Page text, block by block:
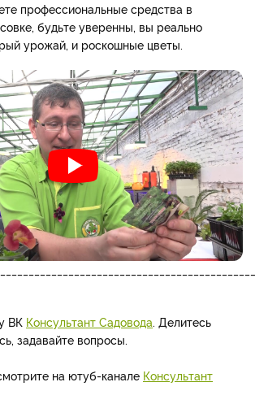
профессиональные средства в
будьте уверенны, вы реально
урожай, и роскошные цветы.
ВК Консультант Садовода. Делитесь
задавайте вопросы.
на ютуб-канале Консультант